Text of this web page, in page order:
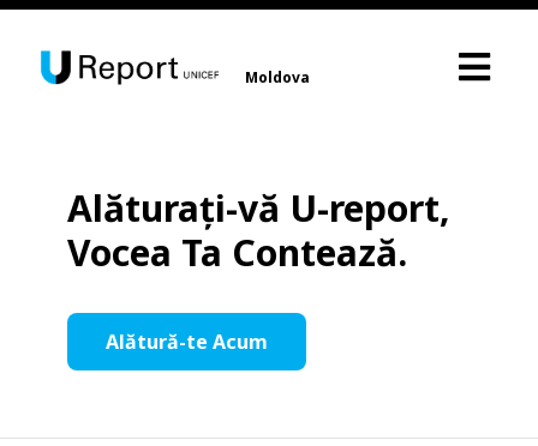
Moldova
Alăturați-vă U-report,
Vocea Ta Contează.
Alătură-te Acum